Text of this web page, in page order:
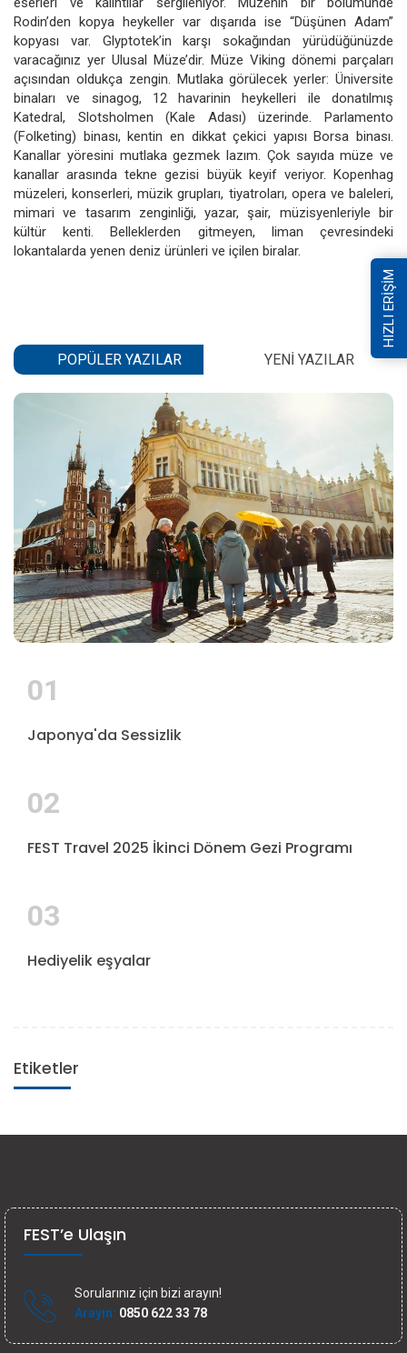
Rodin’den kopya heykeller var dışarıda ise “Düşünen Adam”
kopyası var. Glyptotek’in karşı sokağından yürüdüğünüzde
varacağınız yer Ulusal Müze’dir. Müze Viking dönemi parçaları
açısından oldukça zengin. Mutlaka görülecek yerler: Üniversite
binaları ve sinagog, 12 havarinin heykelleri ile donatılmış
Katedral, Slotsholmen (Kale Adası) üzerinde. Parlamento
(Folketing) binası, kentin en dikkat çekici yapısı Borsa binası.
Kanallar yöresini mutlaka gezmek lazım. Çok sayıda müze ve
kanallar arasında tekne gezisi büyük keyif veriyor. Kopenhag
müzeleri, konserleri, müzik grupları, tiyatroları, opera ve baleleri,
mimari ve tasarım zenginliği, yazar, şair, müzisyenleriyle bir
kültür kenti. Belleklerden gitmeyen, liman çevresindeki
lokantalarda yenen deniz ürünleri ve içilen biralar.
POPÜLER YAZILAR YENI YAZILAR
01
Japonya'da Sessizlik
02
FEST Travel 2025 İkinci Dönem Gezi Programı
03
Hediyelik eşyalar
Etiketler
HIZLI ERİŞİM
FEST’e Ulaşın
Sorularınız için bizi arayın!
Arayın: 0850 622 33 78